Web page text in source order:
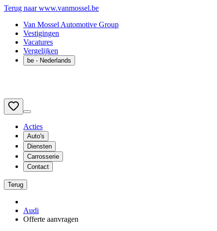
Terug naar www.vanmossel.be
Van Mossel Automotive Group
Vestigingen
Vacatures
Vergelijken
be - Nederlands
Acties
Auto's
Diensten
Carrosserie
Contact
Terug
Audi
Offerte aanvragen